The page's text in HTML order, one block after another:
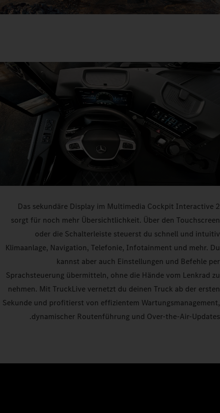
Das sekundäre Display im Multimedia Cockpit Interactive 2
sorgt für noch mehr Übersichtlichkeit. Über den Touchscreen
oder die Schalterleiste steuerst du schnell und intuitiv
Klimaanlage, Navigation, Telefonie, Infotainment und mehr. Du
kannst aber auch Einstellungen und Befehle per
Sprachsteuerung übermitteln, ohne die Hände vom Lenkrad zu
nehmen. Mit TruckLive vernetzt du deinen Truck ab der ersten
Sekunde und profitierst von effizientem Wartungsmanagement,
dynamischer Routenführung und Over-the-Air-Updates.